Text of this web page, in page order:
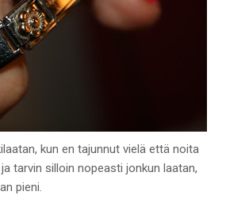
kun en tajunnut vielä että noita
tarvin silloin nopeasti jonkun laatan,
pieni.